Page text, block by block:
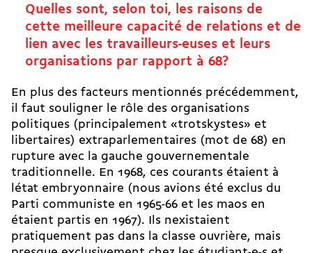
Quelles sont, selon toi, les raisons de
cette meilleure capacité de relations et de
lien avec les travailleurs-euses et leurs
organisations par rapport à 68?
En plus des facteurs mentionnés précédemment,
il faut souligner le rôle des organisations
politiques (principalement «trotskystes» et
libertaires) extraparlementaires (mot de 68) en
rupture avec la gauche gouvernementale
traditionnelle. En 1968, ces courants étaient à
létat embryonnaire (nous avions été exclus du
Parti communiste en 1965-66 et les maos en
étaient partis en 1967). Ils nexistaient
pratiquement pas dans la classe ouvrière, mais